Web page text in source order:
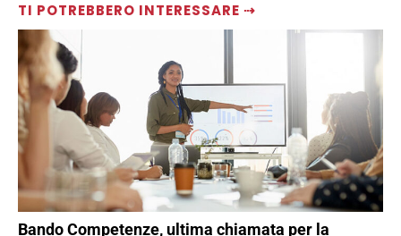
TI POTREBBERO INTERESSARE ⇢
Bando Competenze, ultima chiamata per la